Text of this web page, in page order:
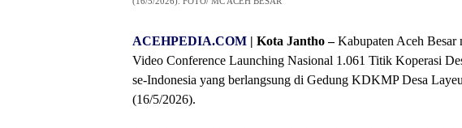
ACEHPEDIA.COM | Kota Jantho –Kabupaten Aceh Besar
Video Conference Launching Nasional 1.061 Titik Koperasi
se-Indonesia yang berlangsung di Gedung KDKMP Desa
(16/5/2026).